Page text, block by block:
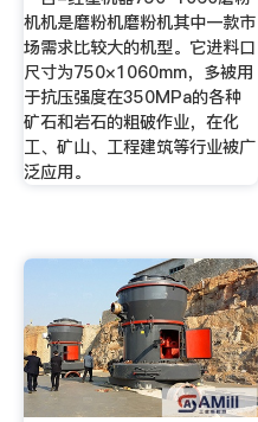
机机是磨粉机磨粉机其中一款市
场需求比较大的机型。它进料口
尺寸为750×1060mm，多被用
于抗压强度在350MPa的各种
矿石和岩石的粗破作业，在化
工、矿山、工程建筑等行业被广
泛应用。